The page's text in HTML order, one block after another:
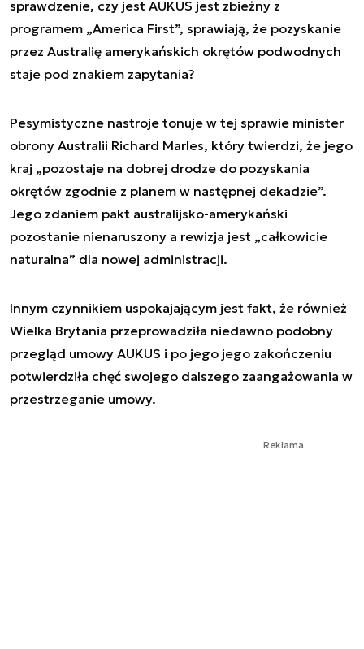
sprawdzenie, czy jest AUKUS jest zbieżny z
programem „America First”, sprawiają, że pozyskanie
przez Australię amerykańskich okrętów podwodnych
staje pod znakiem zapytania?
Pesymistyczne nastroje tonuje w tej sprawie minister
obrony Australii Richard Marles, który twierdzi, że jego
kraj „pozostaje na dobrej drodze do pozyskania
okrętów zgodnie z planem w następnej dekadzie”.
Jego zdaniem pakt australijsko-amerykański
pozostanie nienaruszony a rewizja jest „całkowicie
naturalna” dla nowej administracji.
Innym czynnikiem uspokajającym jest fakt, że również
Wielka Brytania przeprowadziła niedawno podobny
przegląd umowy AUKUS i po jego jego zakończeniu
potwierdziła chęć swojego dalszego zaangażowania w
przestrzeganie umowy.
Reklama